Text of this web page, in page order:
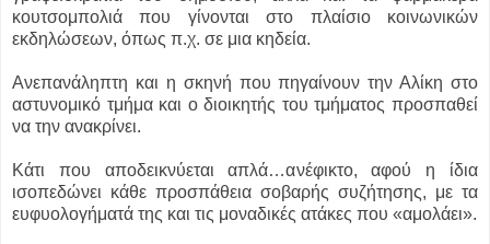
κουτσομπολιά που γίνονται στο πλαίσιο κοινωνικών
εκδηλώσεων, όπως π.χ. σε μια κηδεία.
Ανεπανάληπτη και η σκηνή που πηγαίνουν την Αλίκη στο
αστυνομικό τμήμα και ο διοικητής του τμήματος προσπαθεί
να την ανακρίνει.
Κάτι που αποδεικνύεται απλά…ανέφικτο, αφού η ίδια
ισοπεδώνει κάθε προσπάθεια σοβαρής συζήτησης, με τα
ευφυολογήματά της και τις μοναδικές ατάκες που «αμολάει».